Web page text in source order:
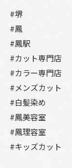
#堺
#鳳
#鳳駅
#カット専門店
#カラー専門店
#メンズカット
#白髪染め
#鳳美容室
#鳳理容室
#キッズカット